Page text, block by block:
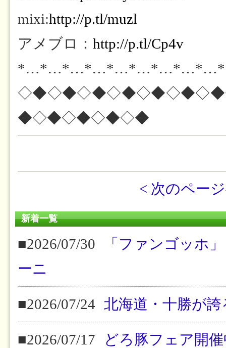
mixi:http://p.tl/muzl
アメブロ： http://p.tl/Cp4v
◆◇◆◇◆◇◆◇◆
< 次のペー
新着一覧
■2026/07/30
「ファンゴッホ
ーニ
■2026/07/24 北海道・十勝が
■2026/07/17 どろ豚フェア開